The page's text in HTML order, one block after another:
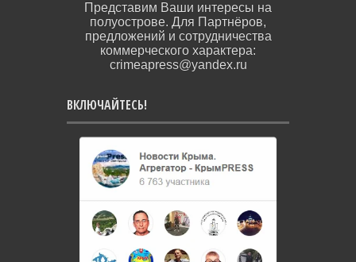
Представим Ваши интересы на
полуострове. Для Партнёров,
предложений и сотрудничества
коммерческого характера:
crimeapress@yandex.ru
ВКЛЮЧАЙТЕСЬ!